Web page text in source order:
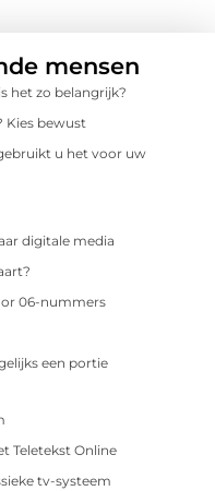
mensen
het zo belangrijk?
Kies bewust
u het voor uw
digitale media
06-nummers
een portie
Teletekst Online
tv-systeem